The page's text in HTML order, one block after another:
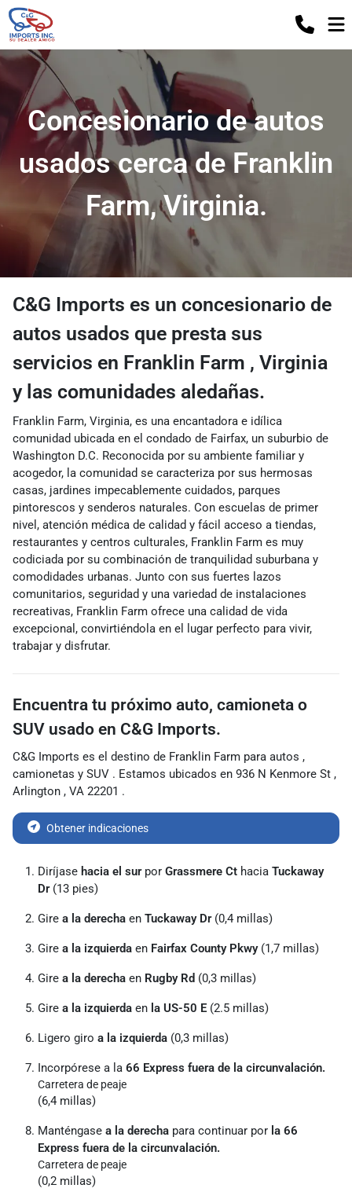
Concesionario de autos
usados ​​cerca de Franklin
Farm, Virginia.
C&G Imports es un concesionario de
autos usados ​​que presta sus
servicios en Franklin Farm , Virginia
y las comunidades aledañas.
Franklin Farm, Virginia, es una encantadora e idílica
comunidad ubicada en el condado de Fairfax, un suburbio de
Washington D.C. Reconocida por su ambiente familiar y
acogedor, la comunidad se caracteriza por sus hermosas
casas, jardines impecablemente cuidados, parques
pintorescos y senderos naturales. Con escuelas de primer
nivel, atención médica de calidad y fácil acceso a tiendas,
restaurantes y centros culturales, Franklin Farm es muy
codiciada por su combinación de tranquilidad suburbana y
comodidades urbanas. Junto con sus fuertes lazos
comunitarios, seguridad y una variedad de instalaciones
recreativas, Franklin Farm ofrece una calidad de vida
excepcional, convirtiéndola en el lugar perfecto para vivir,
trabajar y disfrutar.
Encuentra tu próximo auto, camioneta o
SUV usado en C&G Imports.
C&G Imports es el destino de Franklin Farm para autos ,
camionetas y SUV . Estamos ubicados en 936 N Kenmore St ,
Arlington , VA 22201 .
Obtener indicaciones
Diríjase hacia el surpor Grassmere Ct hacia Tuckaway
Dr(13 pies)
Gire a la derecha en Tuckaway Dr(0,4 millas)
Gire a la izquierda en Fairfax County Pkwy(1,7 millas)
Gire a la derecha en Rugby Rd ​​(0,3 millas)
Gire a la izquierda en la US-50 E (2.5 millas)
Ligero giro a la izquierda (0,3 millas)
Incorpórese a la 66 Express fuera de la circunvalación.
Carretera de peaje
(6,4 millas)
Manténgase a la derecha para continuar por la 66
Express fuera de la circunvalación.
Carretera de peaje
(0,2 millas)